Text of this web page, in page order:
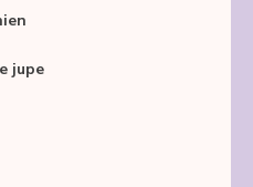
jupe